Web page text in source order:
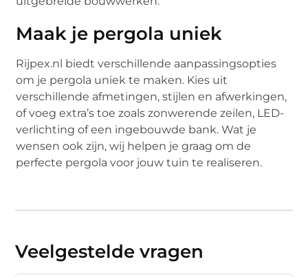
Maak je pergola uniek
Rijpex.nl biedt verschillende aanpassingsopties
om je pergola uniek te maken. Kies uit
verschillende afmetingen, stijlen en afwerkingen,
of voeg extra’s toe zoals zonwerende zeilen, LED-
verlichting of een ingebouwde bank. Wat je
wensen ook zijn, wij helpen je graag om de
perfecte pergola voor jouw tuin te realiseren.
Veelgestelde vragen